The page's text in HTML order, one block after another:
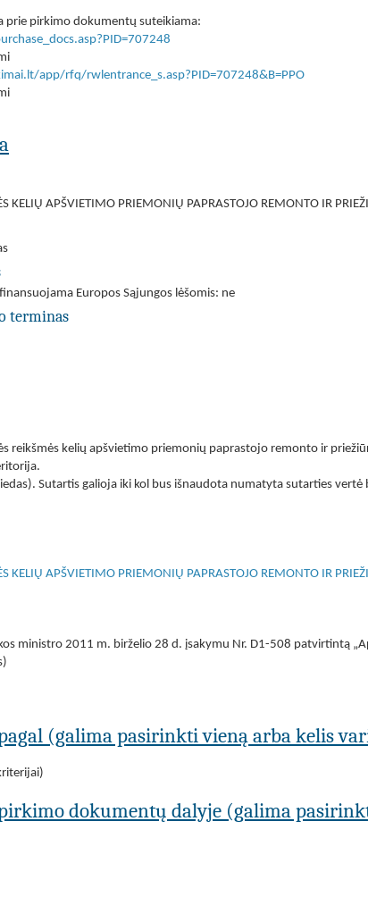
prie pirkimo dokumentų suteikiama:
app/rfq/rwlentrance_s.asp?PID=707248&B=PPO
KELIŲ APŠVIETIMO PRIEMONIŲ PAPRASTOJO REMONTO IR
Europos Sąjungos lėšomis: ne
terminas
reikšmės kelių apšvietimo priemonių paprastojo remonto ir
Sutartis galioja iki kol bus išnaudota numatyta sutarties vertė
KELIŲ APŠVIETIMO PRIEMONIŲ PAPRASTOJO REMONTO IR
ministro 2011 m. birželio 28 d. įsakymu Nr. D1-508 patvirtintą
(galima pasirinkti vieną arba kelis
dokumentų dalyje (galima